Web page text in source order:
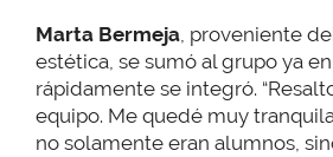
Marta Bermeja, proveniente
estética, se sumó al grupo ya
rápidamente se integró.
equipo. Me quedé muy
no solamente eran alumnos,